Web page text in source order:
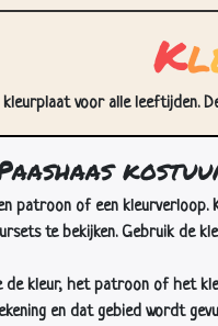
Kl
voor alle leeftijden.
patroon of een kleurverloop.
te bekijken. Gebruik de
de kleur, het patroon of het
en dat gebied wordt